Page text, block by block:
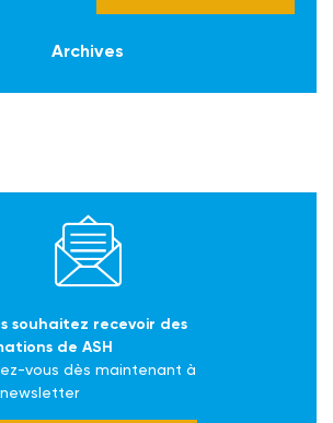
Archives
souhaitez recevoir des
de ASH
vous dès maintenant à